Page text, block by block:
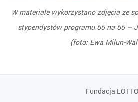
W materiale wykorzystano zdjęcia ze
stypendystów programu 65 na 65 –
(foto: Ewa Milun-
Fundacja LOTTO